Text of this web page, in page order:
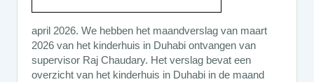
april 2026. We hebben het maandverslag van maart
2026 van het kinderhuis in Duhabi ontvangen van
supervisor Raj Chaudary. Het verslag bevat een
overzicht van het kinderhuis in Duhabi in de maand